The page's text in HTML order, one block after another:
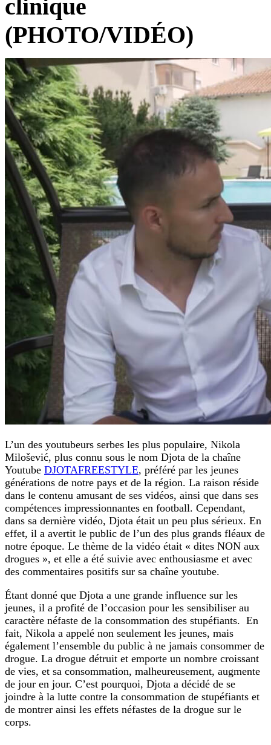
clinique
(PHOTO/VIDÉO)
Accueil
Blog
Maladies de dépendance
Dites NON aux drogues – Le célèbre youtubeur
Djota a visité notre clinique (PHOTO/VIDÉO)
L’un des youtubeurs serbes les plus populaire, Nikola
Milošević, plus connu sous le nom Djota de la chaîne
Youtube DJOTAFREESTYLE, préféré par les jeunes
générations de notre pays et de la région. La raison réside
dans le contenu amusant de ses vidéos, ainsi que dans ses
compétences impressionnantes en football. Cependant,
dans sa dernière vidéo, Djota était un peu plus sérieux. En
effet, il a avertit le public de l’un des plus grands fléaux de
notre époque. Le thème de la vidéo était « dites NON aux
drogues », et elle a été suivie avec enthousiasme et avec
des commentaires positifs sur sa chaîne youtube.
Étant donné que Djota a une grande influence sur les
jeunes, il a profité de l’occasion pour les sensibiliser au
caractère néfaste de la consommation des stupéfiants. En
fait, Nikola a appelé non seulement les jeunes, mais
également l’ensemble du public à ne jamais consommer de
drogue. La drogue détruit et emporte un nombre croissant
de vies, et sa consommation, malheureusement, augmente
de jour en jour. C’est pourquoi, Djota a décidé de se
joindre à la lutte contre la consommation de stupéfiants et
de montrer ainsi les effets néfastes de la drogue sur le
corps.